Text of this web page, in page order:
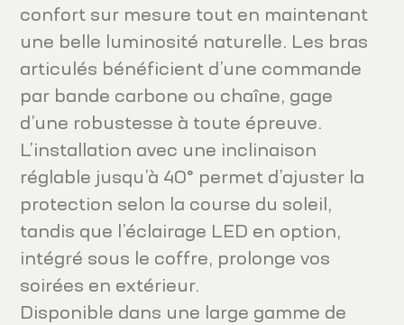
confort sur mesure tout en maintenant
une belle luminosité naturelle. Les bras
articulés bénéficient d’une commande
par bande carbone ou chaîne, gage
d’une robustesse à toute épreuve.
L’installation avec une inclinaison
réglable jusqu’à 40° permet d’ajuster la
protection selon la course du soleil,
tandis que l’éclairage LED en option,
intégré sous le coffre, prolonge vos
soirées en extérieur.
Disponible dans une large gamme de